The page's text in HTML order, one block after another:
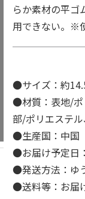
らか素材の平
用できない。※
●サイズ：約
●材質：表地/ポ
部/ポリエステ
●生産国：中国
●お届け予定日
●発送方法：ゆ
●送料等：お届